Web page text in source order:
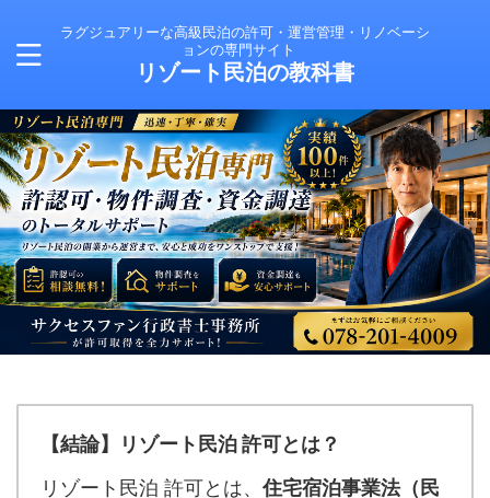
ラグジュアリーな高級民泊の許可・運営管理・リノベーシ
ョンの専門サイト
リゾート民泊の教科書
【結論】リゾート民泊 許可とは？
リゾート民泊 許可とは、住宅宿泊事業法（民